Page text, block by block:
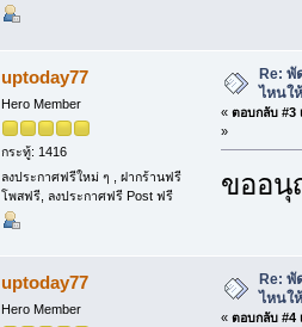
uptoday77
Hero Member
กระทู้: 1416
ลงประกาศฟรีใหม่ ๆ , ฝากร้านฟรี
โพสฟรี, ลงประกาศฟรี Post ฟรี
Re: พั
ไหนใ
« ตอบกลับ #3
»
ขออนุ
uptoday77
Hero Member
Re: พั
ไหนใ
« ตอบกลับ #4